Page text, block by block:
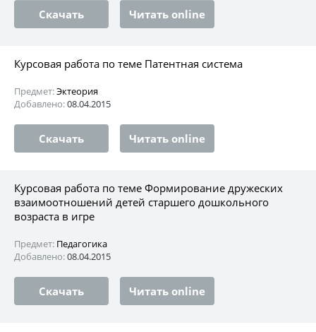
Скачать Читать online
Курсовая работа по теме Патентная система
Предмет:Эктеория
Добавлено:08.04.2015
Скачать Читать online
Курсовая работа по теме Формирование дружеских
взаимоотношений детей старшего дошкольного
возраста в игре
Предмет: Педагогика
Добавлено:08.04.2015
Скачать Читать online